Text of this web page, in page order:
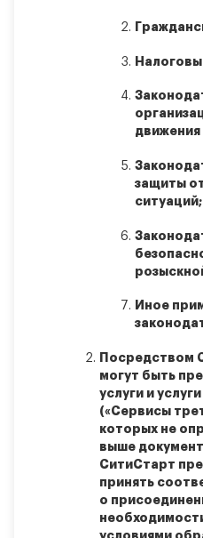
движения
защиты
ситуаций;
Иное
Посредством
могут быть
услуги и
(«Сервисы
которых не
выше
СитиСтарт
принять
о
условиями